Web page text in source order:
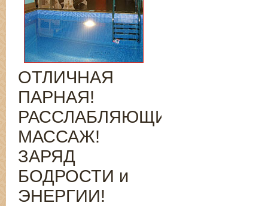
ОТЛИЧНАЯ
ПАРНАЯ!
РАССЛАБЛЯЮЩИЙ
МАССАЖ!
ЗАРЯД
БОДРОСТИ и
ЭНЕРГИИ!